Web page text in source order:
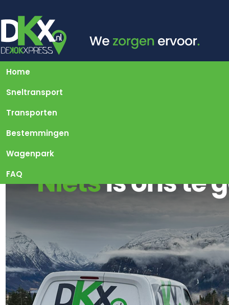
Home
Sneltransport
Transporten
Bestemmingen
Wagenpark
FAQ